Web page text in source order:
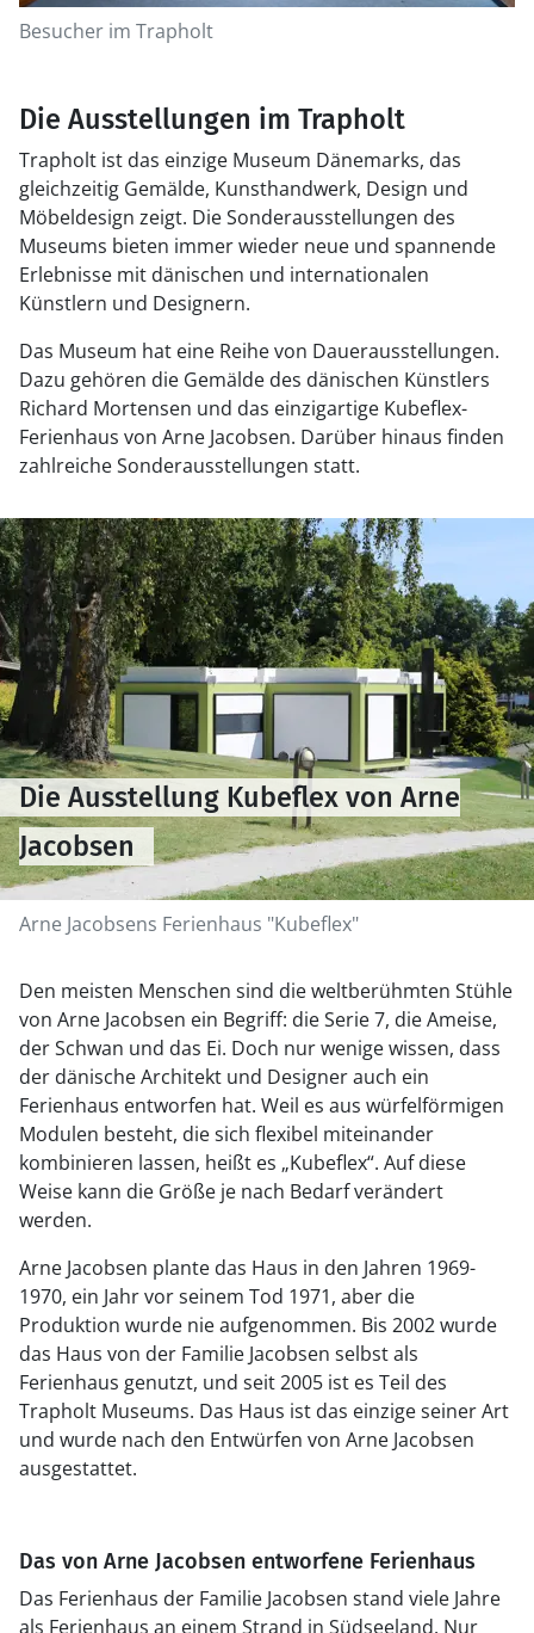
Besucher im Trapholt
Die Ausstellungen im Trapholt
Trapholt ist das einzige Museum Dänemarks, das
gleichzeitig Gemälde, Kunsthandwerk, Design und
Möbeldesign zeigt. Die Sonderausstellungen des
Museums bieten immer wieder neue und spannende
Erlebnisse mit dänischen und internationalen
Künstlern und Designern.
Das Museum hat eine Reihe von Dauerausstellungen.
Dazu gehören die Gemälde des dänischen Künstlers
Richard Mortensen und das einzigartige Kubeflex-
Ferienhaus von Arne Jacobsen. Darüber hinaus finden
zahlreiche Sonderausstellungen statt.
Arne Jacobsens Ferienhaus "Kubeflex"
Die Ausstellung Kubeflex von Arne
Jacobsen
Den meisten Menschen sind die weltberühmten Stühle
von Arne Jacobsen ein Begriff: die Serie 7, die Ameise,
der Schwan und das Ei. Doch nur wenige wissen, dass
der dänische Architekt und Designer auch ein
Ferienhaus entworfen hat. Weil es aus würfelförmigen
Modulen besteht, die sich flexibel miteinander
kombinieren lassen, heißt es „Kubeflex“. Auf diese
Weise kann die Größe je nach Bedarf verändert
werden.
Arne Jacobsen plante das Haus in den Jahren 1969-
1970, ein Jahr vor seinem Tod 1971, aber die
Produktion wurde nie aufgenommen. Bis 2002 wurde
das Haus von der Familie Jacobsen selbst als
Ferienhaus genutzt, und seit 2005 ist es Teil des
Trapholt Museums. Das Haus ist das einzige seiner Art
und wurde nach den Entwürfen von Arne Jacobsen
ausgestattet.
Das von Arne Jacobsen entworfene Ferienhaus
Das Ferienhaus der Familie Jacobsen stand viele Jahre
als Ferienhaus an einem Strand in Südseeland. Nur